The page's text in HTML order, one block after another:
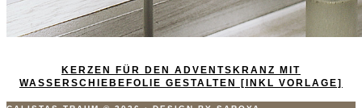
KERZEN FÜR DEN ADVENTSKRANZ MIT
WASSERSCHIEBEFOLIE GESTALTEN [INKL VORLAGE]